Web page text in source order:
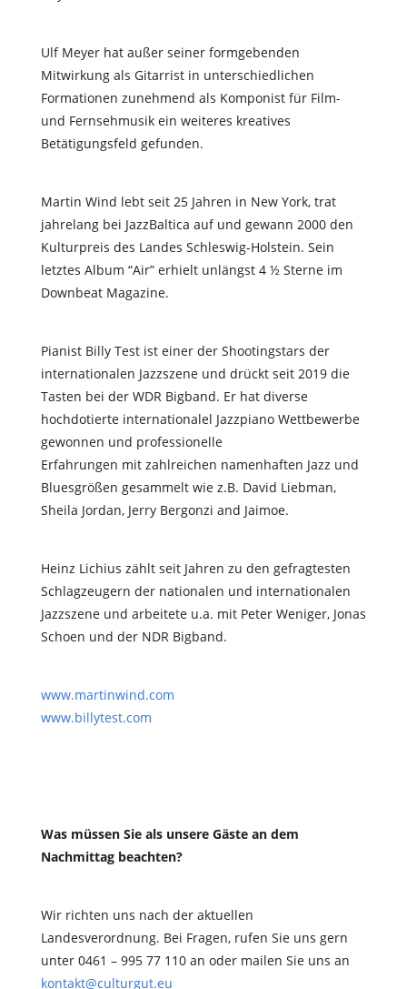
Ulf Meyer hat außer seiner formgebenden
Mitwirkung als Gitarrist in unterschiedlichen
Formationen zunehmend als Komponist für Film-
und Fernsehmusik ein weiteres kreatives
Betätigungsfeld gefunden.
Martin Wind lebt seit 25 Jahren in New York, trat
jahrelang bei JazzBaltica auf und gewann 2000 den
Kulturpreis des Landes Schleswig-Holstein. Sein
letztes Album “Air” erhielt unlängst 4 ½ Sterne im
Downbeat Magazine.
Pianist Billy Test ist einer der Shootingstars der
internationalen Jazzszene und drückt seit 2019 die
Tasten bei der WDR Bigband. Er hat diverse
hochdotierte internationalel Jazzpiano Wettbewerbe
gewonnen und professionelle
Erfahrungen mit zahlreichen namenhaften Jazz und
Bluesgrößen gesammelt wie z.B. David Liebman,
Sheila Jordan, Jerry Bergonzi and Jaimoe.
Heinz Lichius zählt seit Jahren zu den gefragtesten
Schlagzeugern der nationalen und internationalen
Jazzszene und arbeitete u.a. mit Peter Weniger, Jonas
Schoen und der NDR Bigband.
www.martinwind.com
www.billytest.com
Was müssen Sie als unsere Gäste an dem
Nachmittag beachten?
Wir richten uns nach der aktuellen
Landesverordnung. Bei Fragen, rufen Sie uns gern
unter 0461 – 995 77 110 an oder mailen Sie uns an
kontakt@culturgut.eu